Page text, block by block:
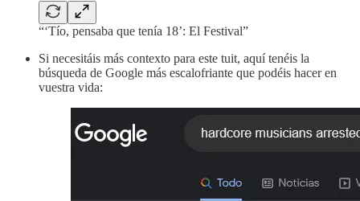
“‘Tío, pensaba que tenía 18’: El Festival”
Si necesitáis más contexto para este tuit, aquí tenéis la
búsqueda de Google más escalofriante que podéis hacer en
vuestra vida: